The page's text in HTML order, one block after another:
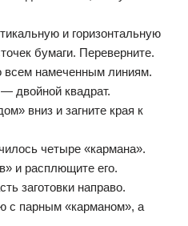
и горизонтальную
бумаги. Переверните.
всем намеченным линиям.
двойной квадрат.
вниз и загните края к
четыре «кармана».
и расплющите его.
заготовки направо.
с парным «карманом», а